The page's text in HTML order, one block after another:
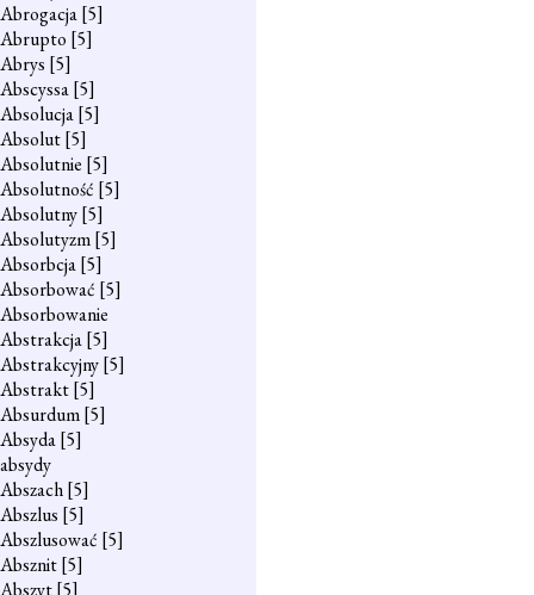
Abrogacja[5]
Abrupto [5]
Abrys [5]
Abscyssa[5]
Absolucja[5]
Absolut[5]
Absolutnie [5]
Absolutność [5]
Absolutny[5]
Absolutyzm[5]
Absorbcja[5]
Absorbować [5]
Absorbowanie
Abstrakcja[5]
Abstrakcyjny[5]
Abstrakt[5]
Absurdum[5]
Absyda[5]
absydy
Abszach[5]
Abszlus [5]
Abszlusować [5]
Absznit[5]
Abszyt[5]